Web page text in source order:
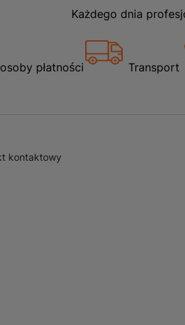
Każdego dnia
płatności Transport
kontaktowy